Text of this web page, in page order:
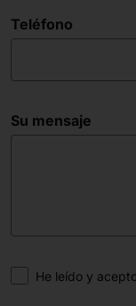
Teléfono
Su mensaje
Consentimiento
He leído y